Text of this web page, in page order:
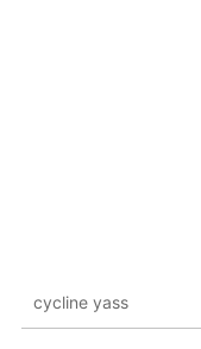
cycline yass